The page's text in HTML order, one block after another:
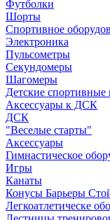
Футболки
Шорты
Спортивное
Электроника
Пульсометры
Секундомеры
Шагомеры
Детские спортивные
Аксессуары к ДСК
ДСК
"Веселые старты"
Аксессуары
Гимнастическое
Игры
Канаты
Конусы Барьеры
Легкоатлетическе